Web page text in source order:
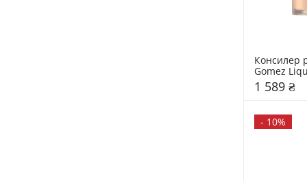
Консилер
Gomez
Beauty
1 589 ₴
- 10%